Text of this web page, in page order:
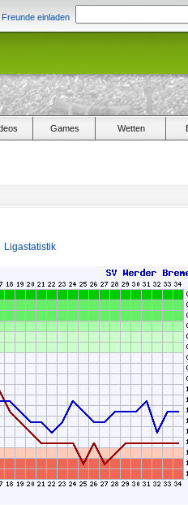
Freunde einladen
Games Wetten
Ligastatistik